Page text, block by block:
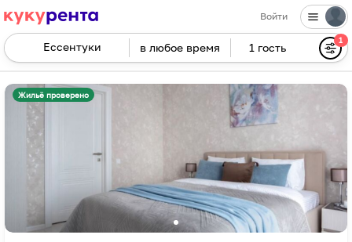
Войти
в любое время
Navigate
to
interact
with
the
calendar
and
select
a
backward
to
interact
with
the
calendar
and
select
1 гость
1
Жильё проверено